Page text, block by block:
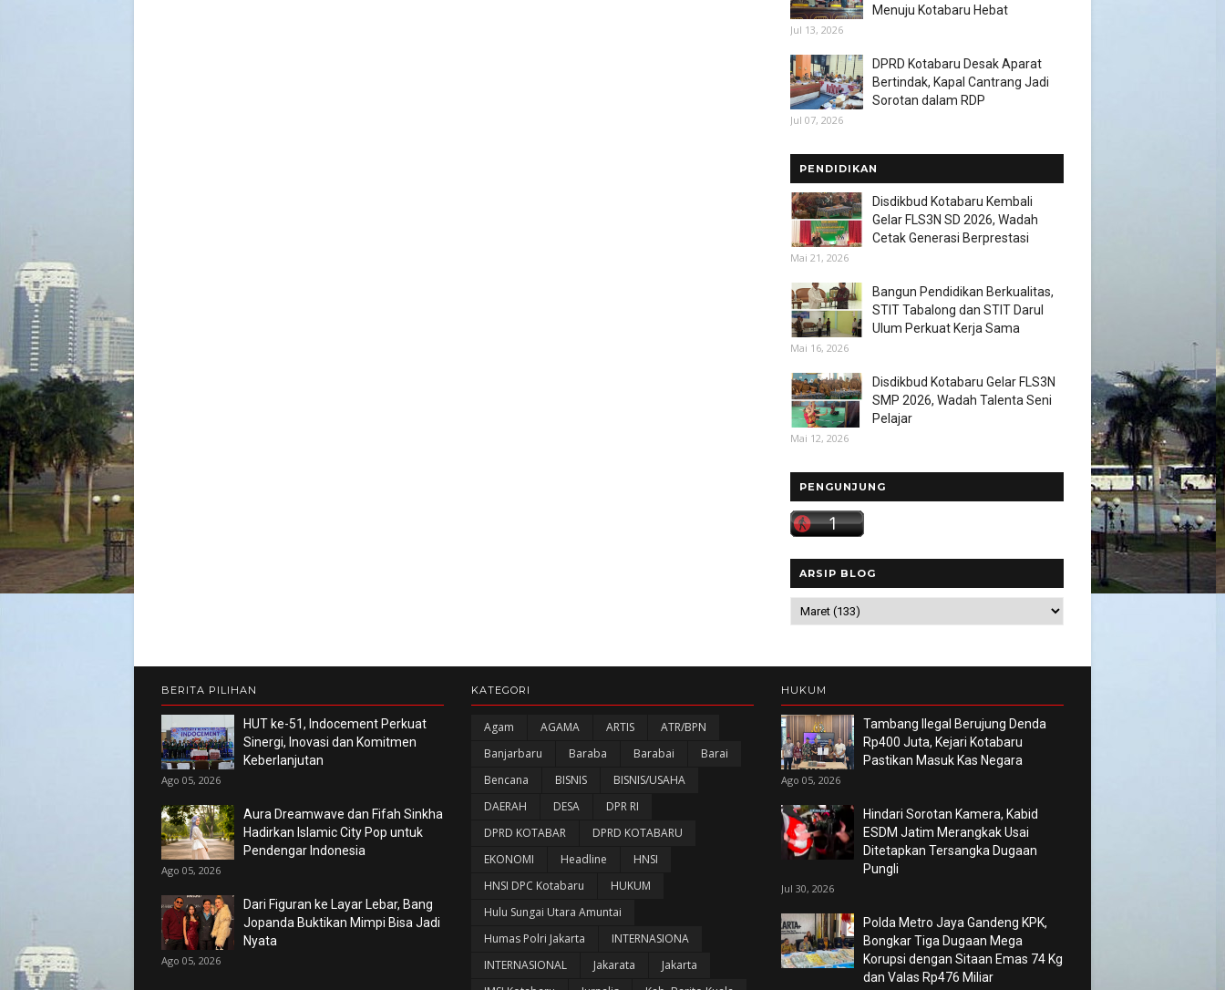
Menuju Kotabaru Hebat
Jul 13, 2026
DPRD Kotabaru Desak Aparat
Bertindak, Kapal Cantrang Jadi
Sorotan dalam RDP
Jul 07, 2026
PENDIDIKAN
Disdikbud Kotabaru Kembali
Gelar FLS3N SD 2026, Wadah
Cetak Generasi Berprestasi
Mai 21, 2026
Bangun Pendidikan Berkualitas,
STIT Tabalong dan STIT Darul
Ulum Perkuat Kerja Sama
Mai 16, 2026
Disdikbud Kotabaru Gelar FLS3N
SMP 2026, Wadah Talenta Seni
Pelajar
Mai 12, 2026
PENGUNJUNG
ARSIP BLOG
BERITA PILIHAN
HUT ke-51, Indocement Perkuat
Sinergi, Inovasi dan Komitmen
Keberlanjutan
Ago 05, 2026
Aura Dreamwave dan Fifah Sinkha
Hadirkan Islamic City Pop untuk
Pendengar Indonesia
Ago 05, 2026
Dari Figuran ke Layar Lebar, Bang
Jopanda Buktikan Mimpi Bisa Jadi
Nyata
Ago 05, 2026
KATEGORI
Agam AGAMA ARTIS
ATR/BPN
Banjarbaru
Baraba Barabai
Barai
Bencana
BISNIS
BISNIS/USAHA
DAERAH
DESA
DPR RI
DPRD KOTABAR
DPRD KOTABARU
EKONOMI
Headline
HNSI
HNSI DPC Kotabaru
HUKUM
Hulu Sungai Utara Amuntai
Humas Polri Jakarta
INTERNASIONA
INTERNASIONAL
Jakarata
Jakarta
HUKUM
Tambang Ilegal Berujung Denda
Rp400 Juta, Kejari Kotabaru
Pastikan Masuk Kas Negara
Ago 05, 2026
Hindari Sorotan Kamera, Kabid
ESDM Jatim Merangkak Usai
Ditetapkan Tersangka Dugaan
Pungli
Jul 30, 2026
Polda Metro Jaya Gandeng KPK,
Bongkar Tiga Dugaan Mega
Korupsi dengan Sitaan Emas 74 Kg
dan Valas Rp476 Miliar